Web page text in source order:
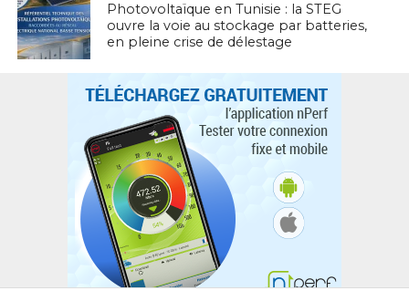
Photovoltaïque en Tunisie : la STEG
ouvre la voie au stockage par batteries,
en pleine crise de délestage